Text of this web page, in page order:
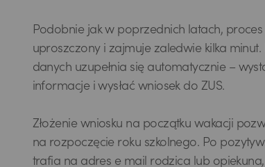
Podobnie jak w poprzednich latach,
uproszczony i zajmuje zaledwie kilka
danych uzupełnia się automatycznie –
informacje i wysłać wniosek do ZUS.
Złożenie wniosku na początku wakacji
na rozpoczęcie roku szkolnego. Po
trafia na adres e mail rodzica lub